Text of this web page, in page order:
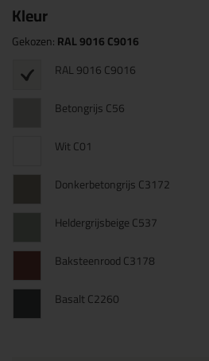
Kleur
Gekozen:RAL 9016 C9016
RAL 9016 C9016
Betongrijs C56
Wit C01
Donkerbetongrijs C3172
Heldergrijsbeige C537
Baksteenrood C3178
Basalt C2260